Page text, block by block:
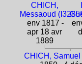
CHICH,
Messaoud
env 1817 -
apr 18 avr
1889
CHICH,